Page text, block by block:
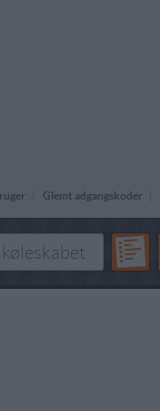
Glemt adgangskoder